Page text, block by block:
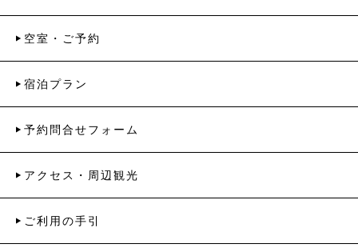
空室・ご予約
宿泊プラン
予約問合せフォーム
アクセス・周辺観光
ご利用の手引